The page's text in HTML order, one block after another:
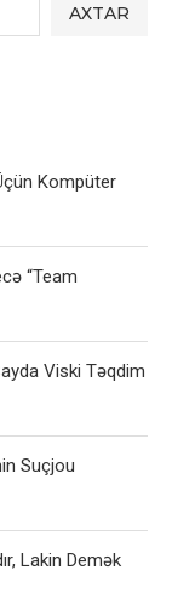
AXTAR
Kompüter
“Team
Viski Təqdim
Suçjou
Lakin Demək